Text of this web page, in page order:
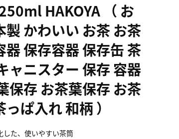
HAKOYA （ お
製 かわいい お茶 お茶
器 保存容器 保存缶 茶
ャニスター 保存 容器
保存 お茶葉保存 お茶
ぱ入れ 和柄 ）
した、使いやすい茶筒